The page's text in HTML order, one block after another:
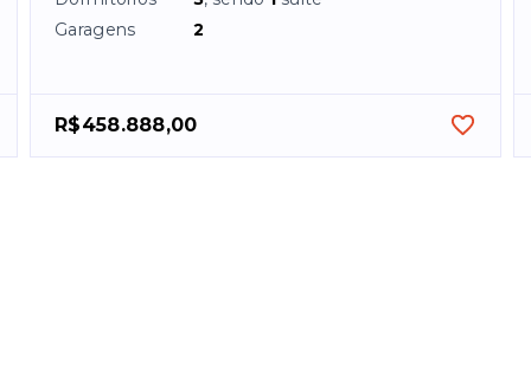
Garagens
2
R$458.888,00